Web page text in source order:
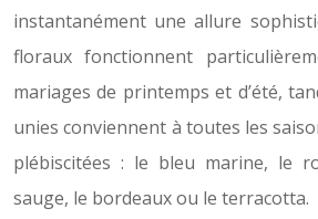
instantanément une allure
floraux fonctionnent
mariages de printemps et d’été,
unies conviennent à toutes les
plébiscitées : le bleu marine, le
sauge, le bordeaux ou le terracotta.